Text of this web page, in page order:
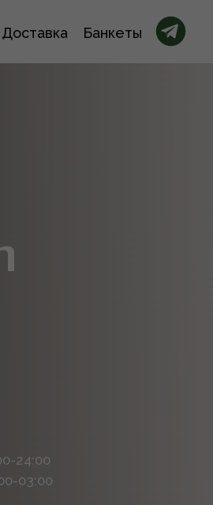
Банкеты
Доставка
24:00
03:00